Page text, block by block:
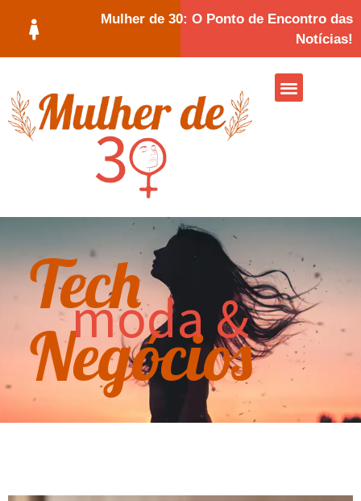
Mulher de 30: O Ponto de Encontro das
Notícias!
Tech
moda &
Negócios